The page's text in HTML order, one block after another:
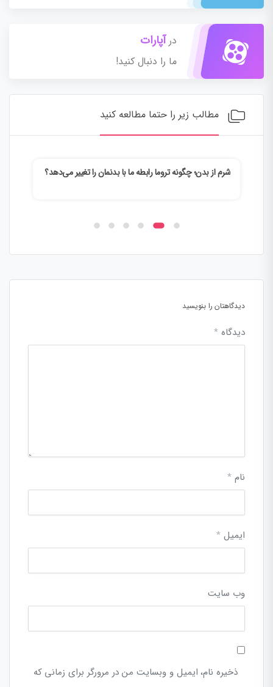
درآپارات
ما را دنبال کنید!
مطالب زیر را حتما مطالعه کنید
شرم از بدن؛ چگونه تروما رابطه ما با بدنمان را تغییر می‌دهد؟
دیدگاهتان را بنویسید
دیدگاه *
نام *
ایمیل *
وب‌ سایت
ذخیره نام، ایمیل و وبسایت من در مرورگر برای زمانی که